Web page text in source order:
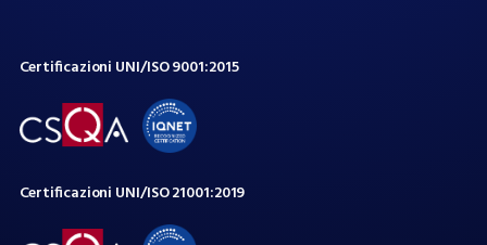
Certificazioni UNI/ISO9001:2015
Certificazioni UNI/ISO21001:2019